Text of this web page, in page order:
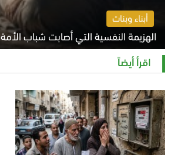
أبناء وبنات
الهزيمة النفسية التي أصابت شباب الأمة
الخميس 6 أغسطس 2026 11:12 ص
اقرأ أيضاً